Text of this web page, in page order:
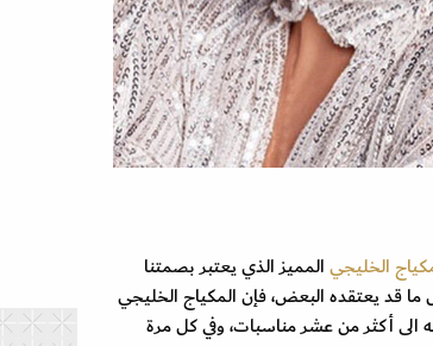
الخليجيالمميز الذي يعتبر بصمتنا
قد يعتقده البعض، فإن المكياج الخليجي
أكثر من عشر مناسبات، وفي كل مرة